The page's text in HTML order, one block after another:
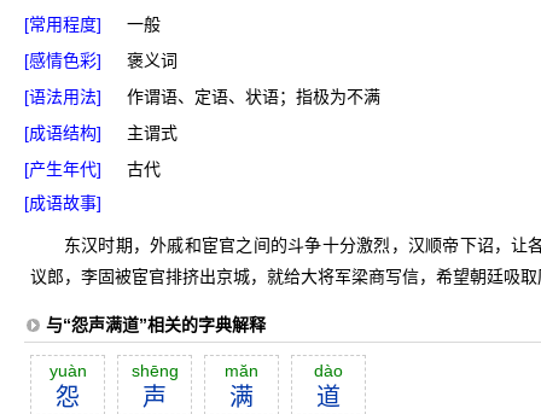
[常用程度]
一般
[感情色彩]
褒义词
[语法用法]
作谓语、定语、状语；指极为不满
[成语结构]
主谓式
[产生年代]
古代
[成语故事]
东汉时期，外戚和宦官之间的斗争十分激烈，汉顺帝下诏，
议郎，李固被宦官排挤出京城，就给大将军梁商写信，希望朝廷吸取
与“怨声满道”相关的字典解释
yuàn
怨
shēng
声
măn
满
dào
道